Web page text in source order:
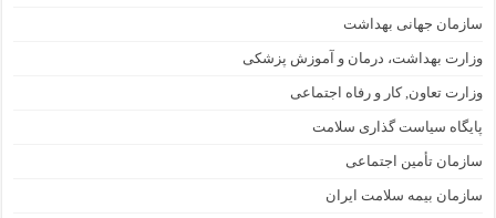
سازمان جهانی بهداشت
وزارت بهداشت، درمان و آموزش پزشکی
وزارت تعاون, کار و رفاه اجتماعی
پایگاه سیاست گذاری سلامت
سازمان تأمین اجتماعی
سازمان بیمه سلامت ایران